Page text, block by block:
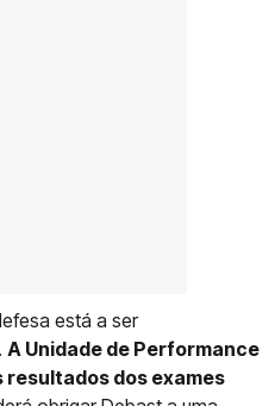
está a ser
A Unidade de Performance
resultados dos exames